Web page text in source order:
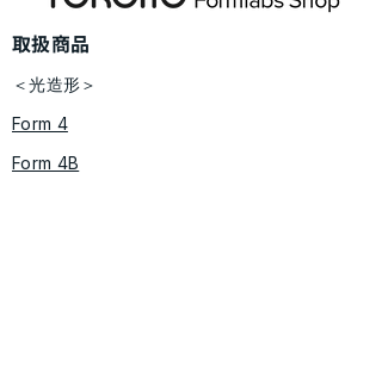
ジン材料「Flexible 80A
V2」を発表
​取扱商品
＜光造形＞
Form 4
Form 4B